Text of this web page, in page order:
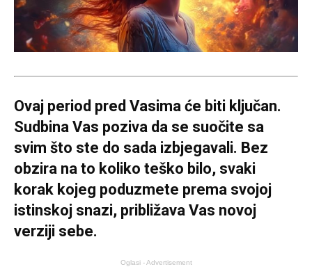
Ovaj period pred Vasima će biti ključan.
Sudbina Vas poziva da se suočite sa
svim što ste do sada izbjegavali. Bez
obzira na to koliko teško bilo, svaki
korak kojeg poduzmete prema svojoj
istinskoj snazi, približava Vas novoj
verziji sebe.
Oglasi - Advertisement